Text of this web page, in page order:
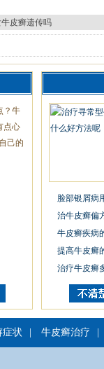
牛皮癣遗传吗
？牛
点心
己的
脸部银屑病
治牛皮癣偏
牛皮癣疾病
提高牛皮癣
治疗牛皮癣
症状 牛皮癣治疗